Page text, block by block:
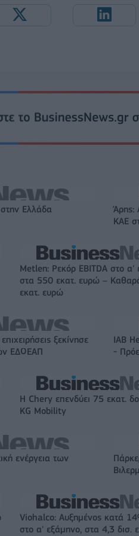
Ελλάδα
Άρης:
ΚΑΕ
Metlen: Ρεκόρ EBITDA στο α'
στα 550 εκατ. ευρώ –
εκατ. ευρώ
ξεκίνησε
ΕΔΟΕΑΠ
IAB
-
Η Chery επενδύει 75 εκατ.
KG Mobility
ενέργεια των
Viohalco: Αυξημένος κατά
στο α' εξάμηνο, στα 4,3 δισ.